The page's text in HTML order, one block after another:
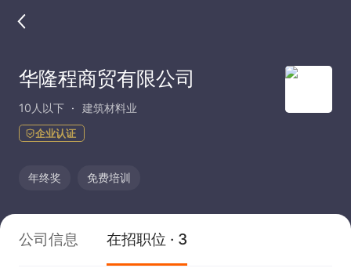
华隆程商贸有限公司
10人以下 建筑材料业
企业认证
年终奖 免费培训
公司信息 在招职位 · 3